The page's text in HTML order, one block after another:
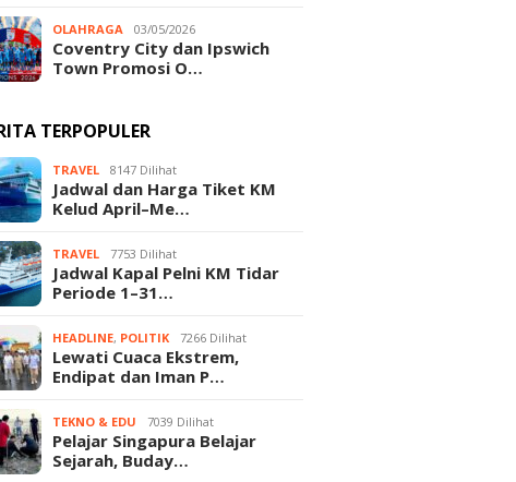
OLAHRAGA 03/05/2026
Coventry City dan Ipswich
Town Promosi O…
TERPOPULER
TRAVEL 8147 Dilihat
Jadwal dan Harga Tiket KM
Kelud April–Me…
TRAVEL 7753 Dilihat
Jadwal Kapal Pelni KM Tidar
Periode 1–31…
HEADLINE, POLITIK 7266 Dilihat
Lewati Cuaca Ekstrem,
Endipat dan Iman P…
TEKNO & EDU 7039 Dilihat
Pelajar Singapura Belajar
Sejarah, Buday…